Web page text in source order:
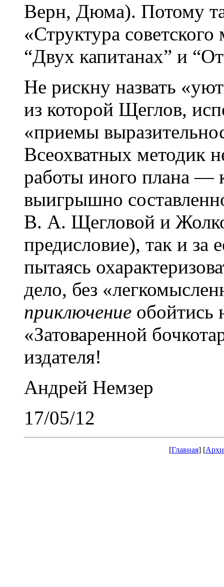
Верн, Дюма). Потому
«Структура
“Двух капитанах” и
Не рискну назвать
из которой Щеглов,
«приемы
Всеохватных методик
работы иного плана —
выигрышно
В. А. Щегловой и
предисловие), так и за
пытаясь
дело, без
приключение обойтись
«Затоваренной
издателя!
Андрей Немзер
17/05/12
[Главная] [